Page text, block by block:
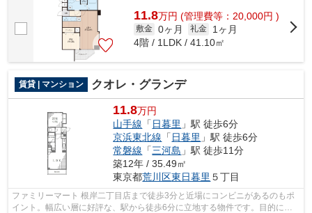
11.8万円 (管理費等：20,000円 )
敷金 0ヶ月 礼金
1ヶ月
4階 / 1LDK / 41.10㎡
賃貸 | マンション クオレ・グランデ
11.8万円
山手線 「 日暮里 」駅 徒歩6分
京浜東北線 「 日暮里 」駅 徒歩6分
常磐線 「三河島 」駅 徒歩11分
築12年 / 35.49㎡
東京都荒川区東日暮里 ５丁目
ファミリーマート 根岸二丁目店まで徒歩3分と近場にコンビニがあるのもポ
イント。幅広い層に好評な、駅から徒歩6分に立地する物件です。目的に応